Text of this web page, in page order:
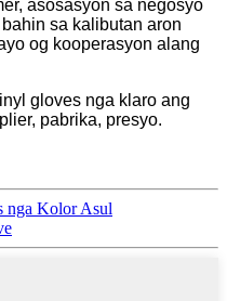
asosasyon sa negosyo
sa kalibutan aron
og kooperasyon alang
gloves nga klaro ang
pabrika, presyo.
nga Kolor Asul